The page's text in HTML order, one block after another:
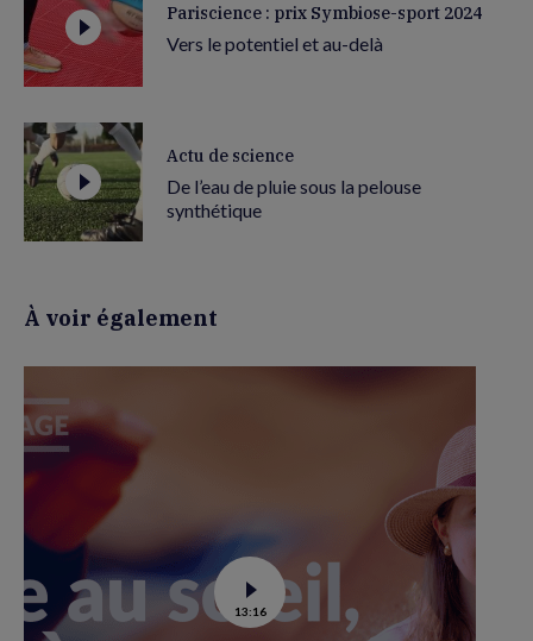
Pariscience : prix Symbiose-sport 2024
Vers le potentiel et au-delà
Actu de science
De l’eau de pluie sous la pelouse
synthétique
À voir également
Voir
la
vidéo
13:16